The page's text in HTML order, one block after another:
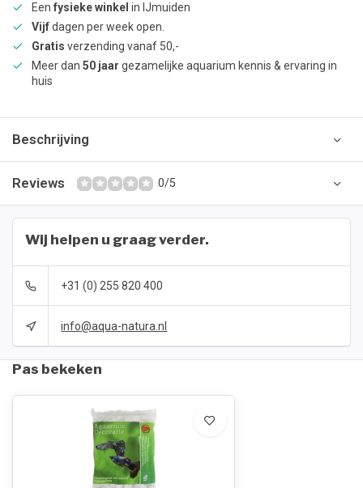
Een fysieke winkel in IJmuiden
Vijfdagen per week open.
Gratis verzending vanaf 50,-
Meer dan 50 jaar gezamelijke aquarium kennis & ervaring in
huis
Beschrijving
Reviews 0/5
Wij helpen u graag verder.
+31 (0) 255 820 400
info@aqua-natura.nl
Pas bekeken